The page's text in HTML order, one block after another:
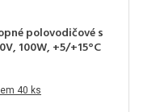
polovodičové s
100W, +5/+15°C
40 ks